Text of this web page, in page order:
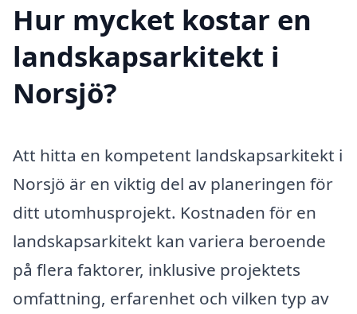
Hur mycket kostar en
landskapsarkitekt i
Norsjö?
Att hitta en kompetent landskapsarkitekt i
Norsjö är en viktig del av planeringen för
ditt utomhusprojekt. Kostnaden för en
landskapsarkitekt kan variera beroende
på flera faktorer, inklusive projektets
omfattning, erfarenhet och vilken typ av